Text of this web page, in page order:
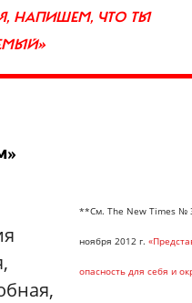
НАПИШЕМ, ЧТО ТЫ
**См. The New Times №
ноября 2012 г.
опасность для себя и